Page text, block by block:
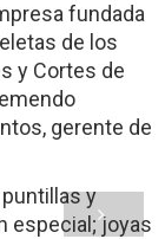
fundada
de los
y Cortes de
gerente de
y
especial; joyas